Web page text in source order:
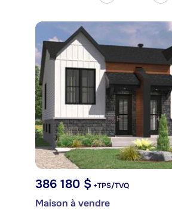
386 180 $ +TPS/TVQ
Maison à vendre